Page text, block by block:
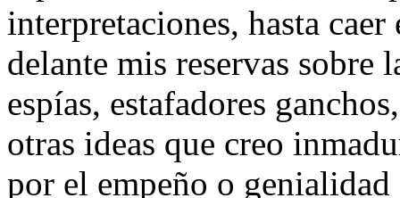
interpretaciones, hasta
delante mis reservas sobre
espías, estafadores
otras ideas que creo
por el empeño o